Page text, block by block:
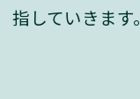
指していきます。